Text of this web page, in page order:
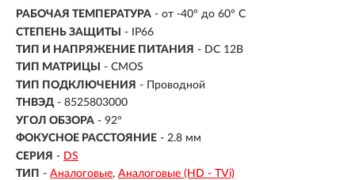
РАБОЧАЯ ТЕМПЕРАТУРА - от -40° до 60° C
СТЕПЕНЬ ЗАЩИТЫ
- IP66
ТИП И НАПРЯЖЕНИЕ ПИТАНИЯ - DC 12В
ТИП МАТРИЦЫ
- CMOS
ТИП ПОДКЛЮЧЕНИЯ - Проводной
ТНВЭД - 8525803000
УГОЛ ОБЗОРА - 92°
ФОКУСНОЕ РАССТОЯНИЕ - 2.8 мм
СЕРИЯ - DS
ТИП - Аналоговые Аналоговые (HD - TVi)